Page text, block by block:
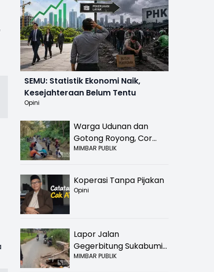
SEMU: Statistik Ekonomi Naik,
Kesejahteraan Belum Tentu
Opini
Warga Udunan dan
Gotong Royong, Cor
Jalan Hancur di
MIMBAR PUBLIK
Koperasi Tanpa Pijakan
Opini
Lapor Jalan
Gegerbitung Sukabumi
Bolong! Bahaya Bagi
MIMBAR PUBLIK